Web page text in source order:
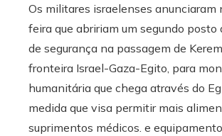
Os militares israelenses anunciaram
feira que abririam um segundo posto
de segurança na passagem de
fronteira Israel-Gaza-Egito, para
humanitária que chega através do
medida que visa permitir mais
suprimentos médicos. e